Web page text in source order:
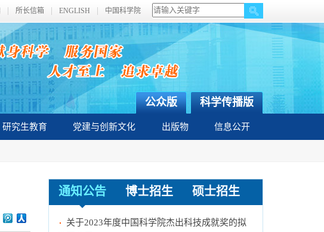
所长信箱 ENGLISH 中国科学院
科学传播版
公众版
研究生教育 党建与创新文化 出版物 信息公开
通知公告 博士招生 硕士招生
中国科学院动物研究所国家动物博物馆文创商店
招租比选公告
[2023-12-18]
关于2023年度中国科学院杰出科技成就奖的拟